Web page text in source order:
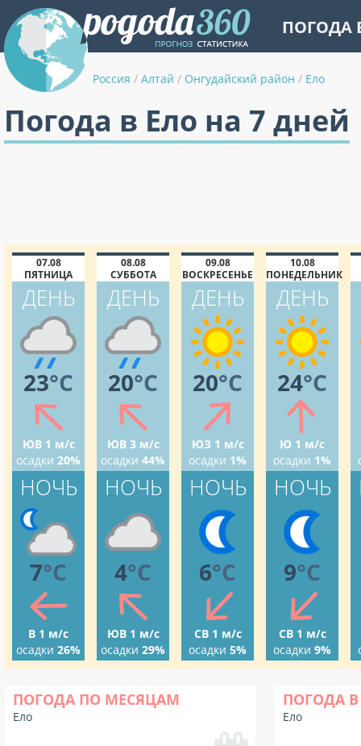
ПОГОДА
Россия / Алтай / Онгудайский район / Ело
Погода в Ело на 7 дней
07.08
ПЯТНИЦА
ДЕНЬ
23°C
ЮВ 1 м/с
осадки 20%
НОЧЬ
7°C
В 1 м/с
осадки 26%
08.08
СУББОТА
ДЕНЬ
20°C
ЮВ 3 м/с
осадки 44%
НОЧЬ
4°C
ЮВ 1 м/с
осадки 29%
09.08
ВОСКРЕСЕНЬЕ
ДЕНЬ
20°C
ЮЗ 1 м/с
осадки 1%
НОЧЬ
6°C
СВ 1 м/с
осадки 5%
10.08
ПОНЕДЕЛЬНИК
ДЕНЬ
24°C
Ю 1 м/с
осадки 1%
НОЧЬ
9°C
СВ 1 м/с
осадки 9%
ПОГОДА ПО МЕСЯЦАМ
Ело
ПОГОДА В
Ело